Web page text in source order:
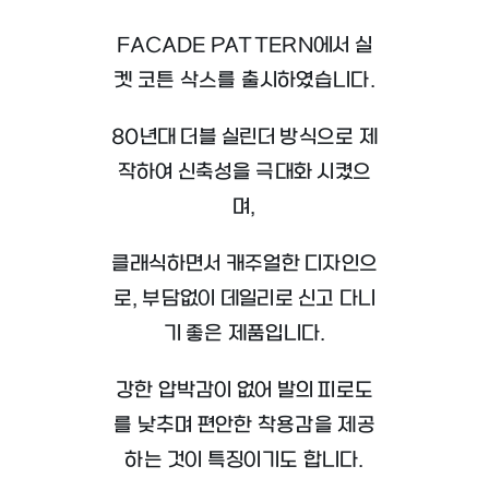
FACADE PATTERN에서 실
켓 코튼 삭스를 출시하였습니다.
80년대 더블 실린더 방식으로 제
작하여 신축성을 극대화 시켰으
며,
클래식하면서 캐주얼한 디자인으
로, 부담없이 데일리로 신고 다니
기 좋은 제품입니다.
강한 압박감이 없어 발의 피로도
를 낮추며 편안한 착용감을 제공
하는 것이 특징이기도 합니다.